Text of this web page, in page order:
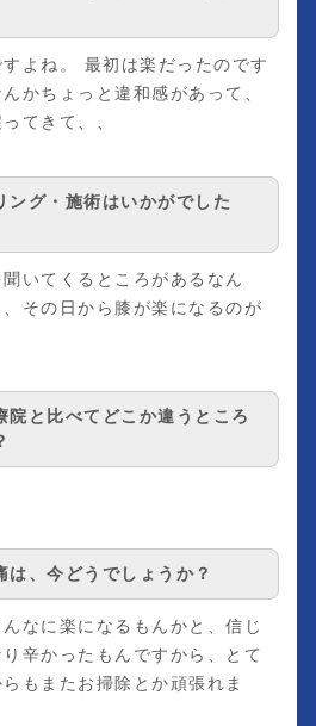
よね。 最初は楽だったのです
かちょっと違和感があって、
てきて、、
ング・施術はいかがでした
いてくるところがあるなん
その日から膝が楽になるのが
院と比べてどこか違うところ
は、今どうでしょうか？
なに楽になるもんかと、信じ
辛かったもんですから、とて
もまたお掃除とか頑張れま